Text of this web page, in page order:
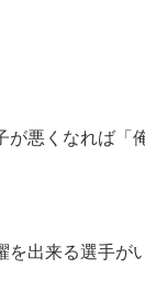
悪くなれば「
出来る選手が